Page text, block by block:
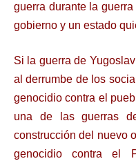
guerra durante la
gobierno y un estado
Si la guerra de
al derrumbe de los
genocidio contra el
una de las guerras
construcción del nuevo
genocidio contra el